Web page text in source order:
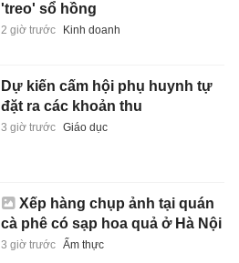
'treo' sổ hồng
2 giờ trước Kinh doanh
Dự kiến cấm hội phụ huynh tự
đặt ra các khoản thu
3 giờ trước Giáo dục
Xếp hàng chụp ảnh tại quán
cà phê có sạp hoa quả ở Hà Nội
3 giờ trước Ẩm thực